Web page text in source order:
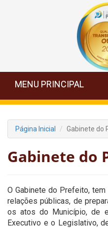
MENU PRINCIPAL
Página Inicial Gabinete do
Gabinete do
O Gabinete do Prefeito,
relações públicas, de
os atos do Município, de
Executivo e o Legislativo,